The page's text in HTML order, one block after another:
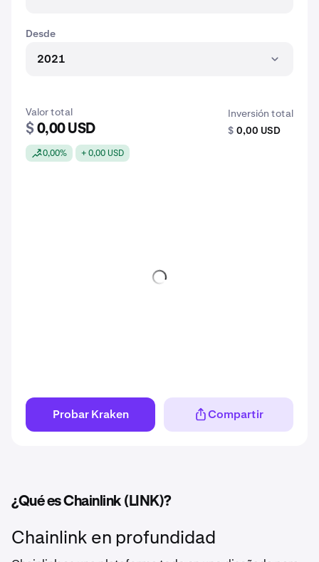
Desde
2021
Valor total
$ 0,00 USD
0,00% + 0,00 USD
Inversión total
$ 0,00 USD
Probar Kraken Compartir
¿Qué es Chainlink (LINK)?
Chainlink en profundidad